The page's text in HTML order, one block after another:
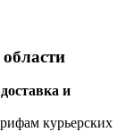
и
курьерских